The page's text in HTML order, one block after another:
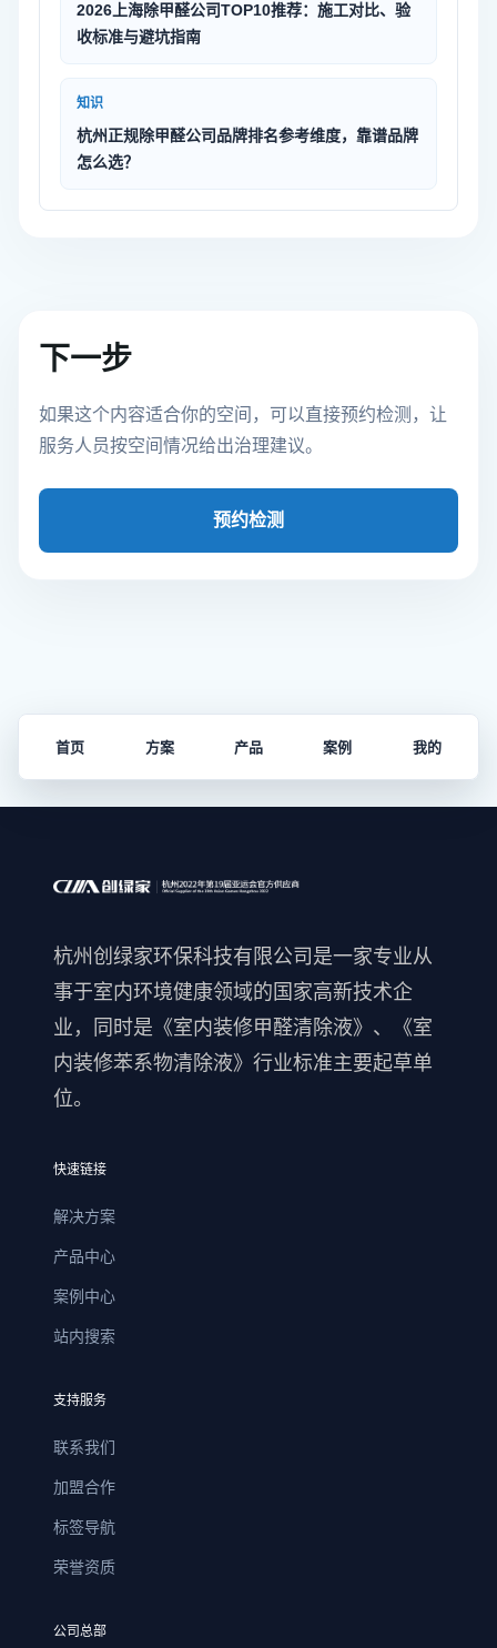
2026上海除甲醛公司TOP10推荐：施工对比、验
收标准与避坑指南
知识
杭州正规除甲醛公司品牌排名参考维度，靠谱品牌
怎么选？
下一步
如果这个内容适合你的空间，可以直接预约检测，让
服务人员按空间情况给出治理建议。
预约检测
首页 方案 产品 案例 我的
杭州创绿家环保科技有限公司是一家专业从
事于室内环境健康领域的国家高新技术企
业，同时是《室内装修甲醛清除液》、《室
内装修苯系物清除液》行业标准主要起草单
位。
快速链接
解决方案
产品中心
案例中心
站内搜索
支持服务
联系我们
加盟合作
标签导航
荣誉资质
公司总部